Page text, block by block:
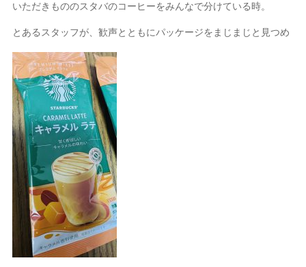
いただきもののスタバのコーヒーをみんなで分けている時。
とあるスタッフが、歓声とともにパッケージをまじまじと見つめ